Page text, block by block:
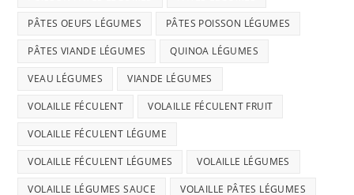
PÂTES OEUFS LÉGUMES PÂTES POISSON LÉGUMES
PÂTES VIANDE LÉGUMES QUINOA LÉGUMES
VEAU LÉGUMES VIANDE LÉGUMES
VOLAILLE FÉCULENT VOLAILLE FÉCULENT FRUIT
VOLAILLE FÉCULENT LÉGUME
VOLAILLE FÉCULENT LÉGUMES VOLAILLE LÉGUMES
VOLAILLE LÉGUMES SAUCE VOLAILLE PÂTES LÉGUMES